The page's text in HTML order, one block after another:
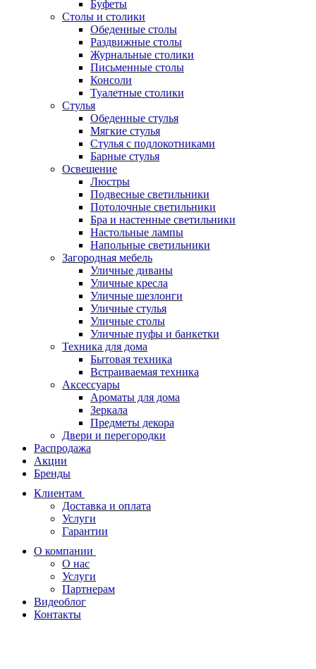
Буфеты
Столы и столики
Обеденные столы
Раздвижные столы
Журнальные столики
Письменные столы
Консоли
Туалетные столики
Стулья
Обеденные стулья
Мягкие стулья
Стулья с подлокотниками
Барные стулья
Освещение
Люстры
Подвесные светильники
Потолочные светильники
Бра и настенные светильники
Настольные лампы
Напольные светильники
Загородная мебель
Уличные диваны
Уличные кресла
Уличные шезлонги
Уличные стулья
Уличные столы
Уличные пуфы и банкетки
Техника для дома
Бытовая техника
Встраиваемая техника
Аксессуары
Ароматы для дома
Зеркала
Предметы декора
Двери и перегородки
Распродажа
Акции
Бренды
Клиентам
Доставка и оплата
Услуги
Гарантии
О компании
О нас
Услуги
Партнерам
Видеоблог
Контакты